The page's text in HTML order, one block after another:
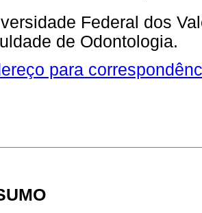
Federal dos
de Odontologia.
para